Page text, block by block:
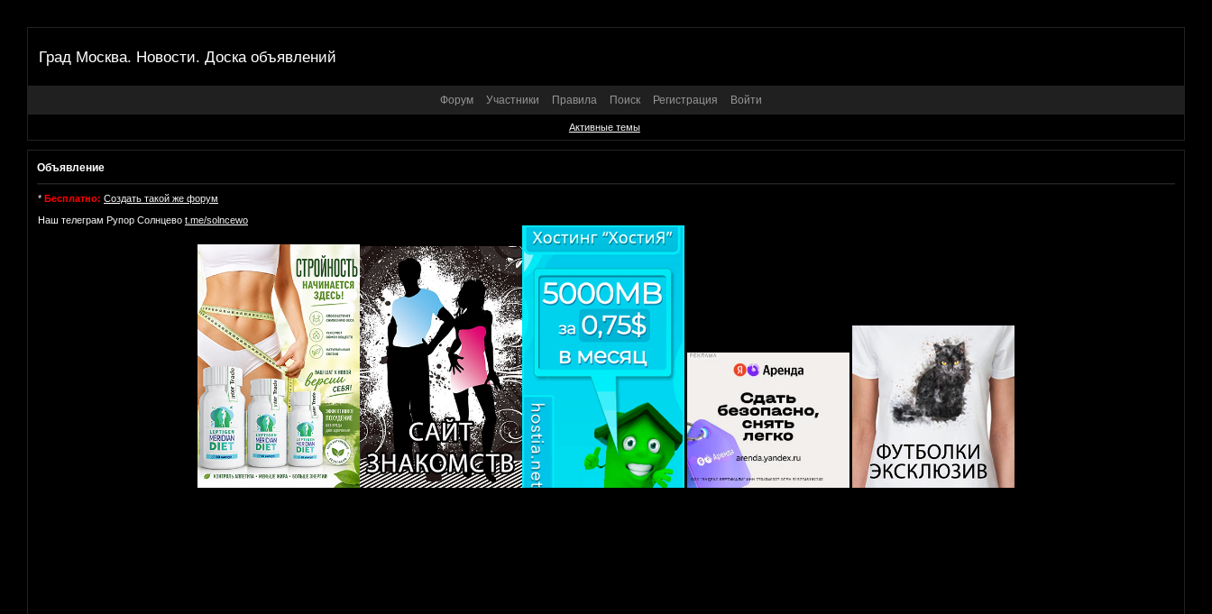
Град Москва. Новости. Доска объявлений
Форум Участники Правила Поиск Регистрация Войти
Активные темы
Объявление
* Бесплатно: Создать такой же форум
Наш телеграм Рупор Солнцево t.me/solncewo